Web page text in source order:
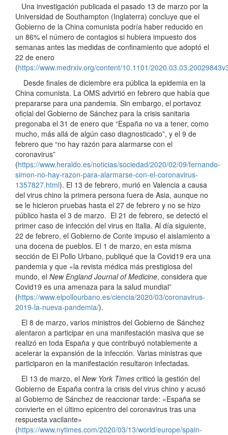
Una investigación publicada el pasado 13 de marzo por la
Universidad de Southampton (Inglaterra) concluye que el
Gobierno de la China comunista podría haber reducido en
un 86% el número de contagios si hubiera impuesto dos
semanas antes las medidas de confinamiento que adoptó el
22 de enero
(https://www.medrxiv.org/content/10.1101/
Desde finales de diciembre era pública la epidemia en la
China comunista. La OMS advirtió en febrero que había que
prepararse para una pandemia. Sin embargo, el portavoz
oficial del Gobierno de Sánchez para la crisis sanitaria
pregonaba el 31 de enero que “España no va a tener, como
mucho, más allá de algún caso diagnosticado”, y el 9 de
febrero que “no hay razón para alarmarse con el
coronavirus”
(https://www.heraldo.es/noticias/sociedad/2020/02/09/fernando-
simon-no-hay-razon-para-alarmarse-con-el-coronavirus-
1357827.html). El 13 de febrero, murió en Valencia a causa
del virus chino la primera persona fuera de Asia, aunque no
se le hicieron pruebas hasta el 27 de febrero y no se hizo
público hasta el 3 de marzo. El 21 de febrero, se detectó el
primer caso de infección del virus en Italia. Al día siguiente,
22 de febrero, el Gobierno de Conte impuso el aislamiento a
una docena de pueblos. El 1 de marzo, en esta misma
sección de El Pollo Urbano, publiqué que la Covid19 era una
pandemia y que «la revista médica más prestigiosa del
mundo, el New England Journal of Medicine, considera que
Covid19 es una amenaza para la salud mundial”
(https://www.elpollourbano.es/ciencia/2020/03/coronavirus-
2019-la-nueva-pandemia/).
El 8 de marzo, varios ministros del Gobierno de Sánchez
alentaron a participar en una manifestación masiva que se
realizó en toda España y que contribuyó notablemente a
acelerar la expansión de la infección. Varias ministras que
participaron en la manifestación resultaron infectadas.
El 13 de marzo, el New York Times criticó la gestión del
Gobierno de España contra la crisis del virus chino y acusó
al Gobierno de Sánchez de reaccionar tarde: «España se
convierte en el último epicentro del coronavirus tras una
respuesta vacilante»
(https://www.nytimes.com/2020/03/13/world/europe/spain-